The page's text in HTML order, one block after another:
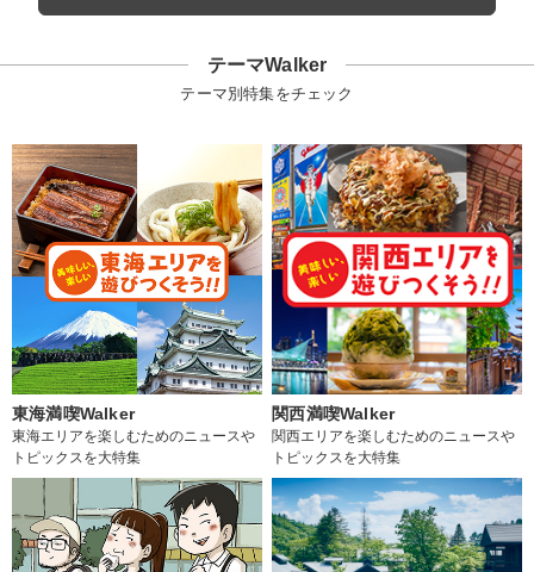
テーマWalker
テーマ別特集をチェック
東海満喫Walker
東海エリアを楽しむためのニュースや
トピックスを大特集
関西満喫Walker
関西エリアを楽しむためのニュースや
トピックスを大特集